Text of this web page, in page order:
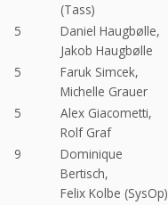
(Tass)
5
Daniel Haugbølle,
Jakob Haugbølle
5
Faruk Simcek,
Michelle Grauer
5
Alex Giacometti,
Rolf Graf
9
Dominique
Bertisch,
Felix Kolbe (SysOp)